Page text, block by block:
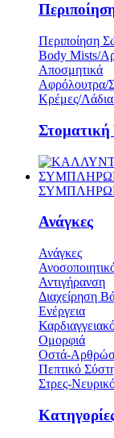
Περιποίηση
Body Mists/
Αποσμητικά
Αφρόλουτρα/
Κρέμες/
Στοματική
Ανάγκες
Ανάγκες
Αντιγήρανση
Διαχείρηση
Ενέργεια
Ομορφιά
Οστά-
Πεπτικό
Στρες-